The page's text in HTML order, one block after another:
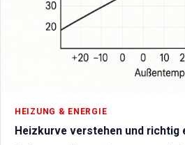
HEIZUNG & ENERGIE
Heizkurve verstehen und richtig